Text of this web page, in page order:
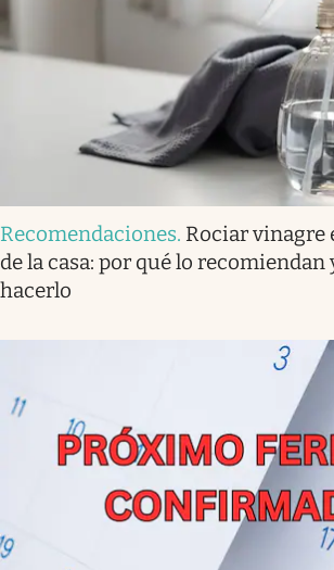
Recomendaciones. Rociar vinagre
de la casa: por qué lo recomiendan
hacerlo